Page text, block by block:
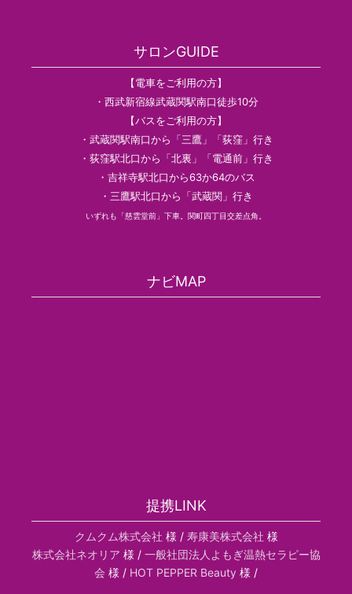
サロンGUIDE
【電車をご利用の方】
・西武新宿線武蔵関駅南口徒歩10分
【バスをご利用の方】
・武蔵関駅南口から「三鷹」「荻窪」行き
・荻窪駅北口から「北裏」「電通前」行き
・吉祥寺駅北口から63か64のバス
・三鷹駅北口から「武蔵関」行き
いずれも「慈雲堂前」下車。関町四丁目交差点角。
ナビMAP
提携LINK
クムクム株式会社 様 / 寿康美株式会社 様
株式会社ネオリア 様 / 一般社団法人よもぎ温熱セラピー協
会 様 / HOT PEPPER Beauty 様 /